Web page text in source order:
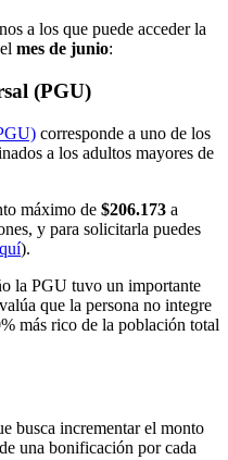
a los que puede acceder la
mes de junio:
(PGU)
corresponde a uno de los
a los adultos mayores de
máximo de $206.173 a
y para solicitarla puedes
).
la PGU tuvo un importante
que la persona no integre
más rico de la población total
busca incrementar el monto
una bonificación por cada